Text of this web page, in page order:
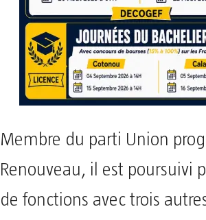
Membre du parti Union
Renouveau, il est poursuivi
de fonctions avec trois